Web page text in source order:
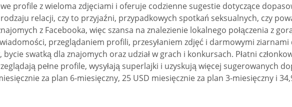
profile z wieloma zdjęciami i oferuje codzienne sugestie dotyczące
relacji, czy to przyjaźni, przypadkowych spotkań seksualnych, czy
z Facebooka, więc szansa na znalezienie lokalnego połączenia z
przeglądaniem profili, przesyłaniem zdjęć i darmowymi
bycie swatką dla znajomych oraz udział w grach i konkursach. Płatni
pełne profile, wysyłają superlajki i uzyskują więcej sugerowanych
za plan 6-miesięczny, 25 USD miesięcznie za plan 3-miesięczny i